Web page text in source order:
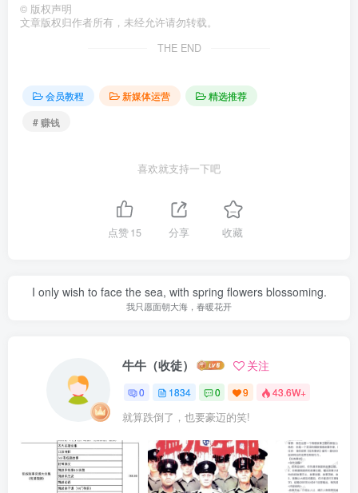
© 版权声明
文章版权归作者所有，未经允许请勿转载。
THE END
会员教程 新媒体运营
精选推荐
# 赚钱
喜欢就支持一下吧
点赞15 分享 收藏
I only wish to face the sea, with spring flowers blossoming.
我只愿面朝大海，春暖花开
牛牛（收徒） 关注
0 1834 0 9 43.6W+
就算跌倒了，也要豪迈的笑!